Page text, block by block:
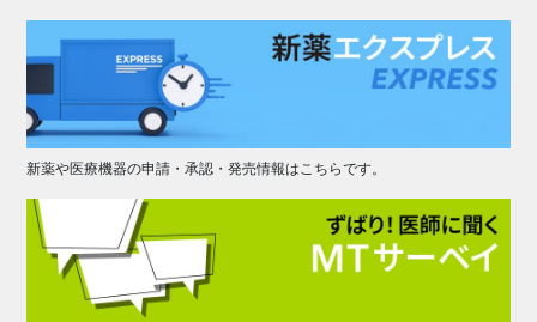
新薬や医療機器の申請・承認・発売情報はこちらです。